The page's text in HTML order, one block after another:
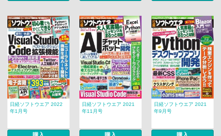
日経ソフトウエア 2022
年1月号
日経ソフトウエア 2021
年11月号
日経ソフトウエア 2021
年9月号